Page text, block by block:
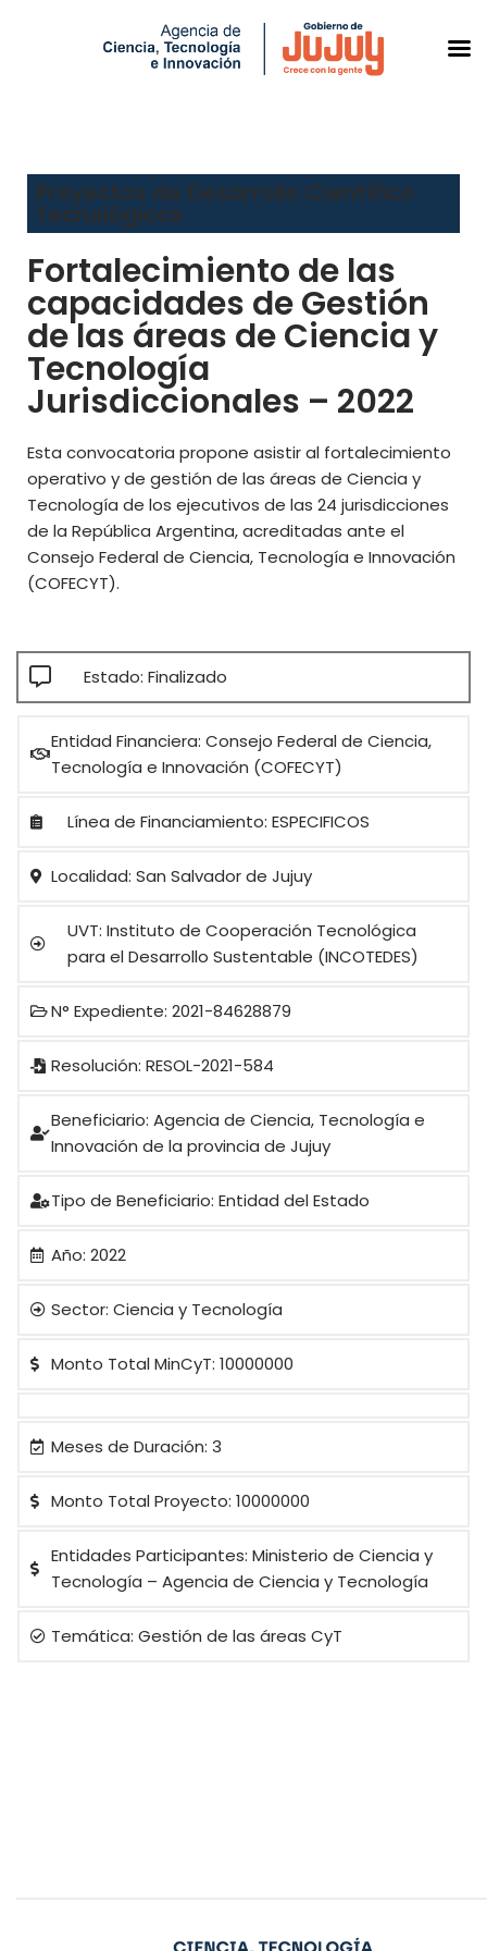
contenido
Proyectos de Desarrollo Científico
Tecnológicos
Fortalecimiento de las
capacidades de Gestión
de las áreas de Ciencia y
Tecnología
Jurisdiccionales – 2022
Esta convocatoria propone asistir al fortalecimiento
operativo y de gestión de las áreas de Ciencia y
Tecnología de los ejecutivos de las 24 jurisdicciones
de la República Argentina, acreditadas ante el
Consejo Federal de Ciencia, Tecnología e Innovación
(COFECYT).
Estado: Finalizado
Entidad Financiera: Consejo Federal de Ciencia,
Tecnología e Innovación (COFECYT)
Línea de Financiamiento: ESPECIFICOS
Localidad: San Salvador de Jujuy
UVT: Instituto de Cooperación Tecnológica
para el Desarrollo Sustentable (INCOTEDES)
N° Expediente: 2021-84628879
Resolución: RESOL-2021-584
Beneficiario: Agencia de Ciencia, Tecnología e
Innovación de la provincia de Jujuy
Tipo de Beneficiario: Entidad del Estado
Año: 2022
Sector: Ciencia y Tecnología
Monto Total MinCyT: 10000000
Meses de Duración: 3
Monto Total Proyecto: 10000000
Entidades Participantes: Ministerio de Ciencia y
Tecnología – Agencia de Ciencia y Tecnología
Temática: Gestión de las áreas CyT